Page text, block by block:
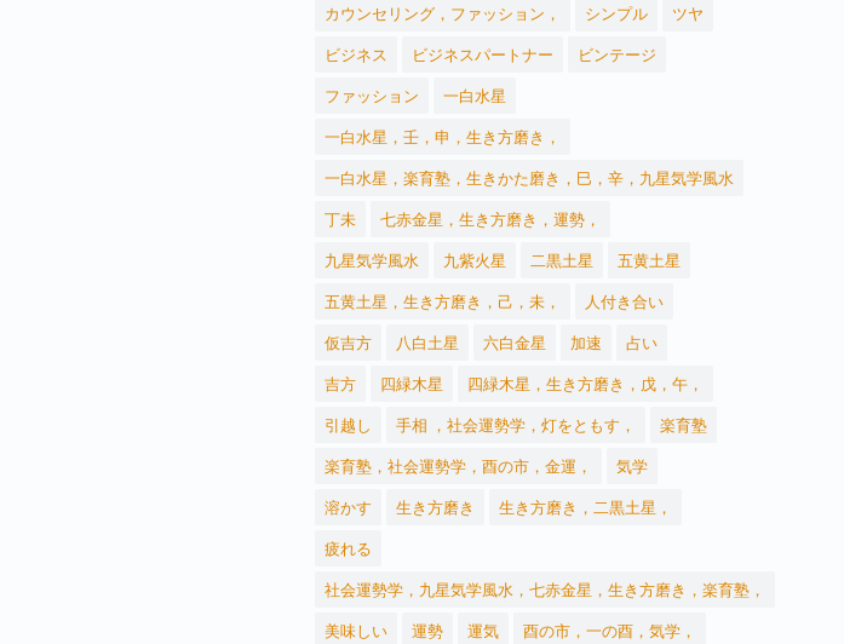
カウンセリング，ファッション，
シンプル
ツヤ
ビジネス
ビジネスパートナー
ビンテージ
ファッション
一白水星
一白水星，壬，申，生き方磨き，
一白水星，楽育塾，生きかた磨き，巳，辛，九星気学風水
丁未
七赤金星，生き方磨き，運勢，
九星気学風水
九紫火星 二黒土星
五黄土星
五黄土星，生き方磨き，己，未，
人付き合い
仮吉方
八白土星 六白金星 加速
占い
吉方
四緑木星
四緑木星，生き方磨き，戊，午，
引越し
手相 ，社会運勢学，灯をともす，
楽育塾
楽育塾，社会運勢学，酉の市，金運，
気学
溶かす
生き方磨き
生き方磨き，二黒土星，
疲れる
社会運勢学，九星気学風水，七赤金星，生き方磨き，楽育塾，
美味しい
運勢 運気
酉の市，一の酉，気学，